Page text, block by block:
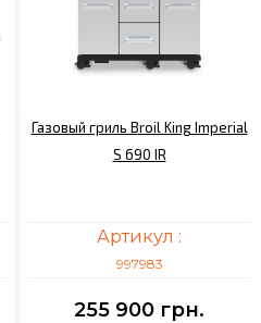
Газовый гриль Broil King Imperial
S 690 IR
Артикул :
997983
255 900 грн.